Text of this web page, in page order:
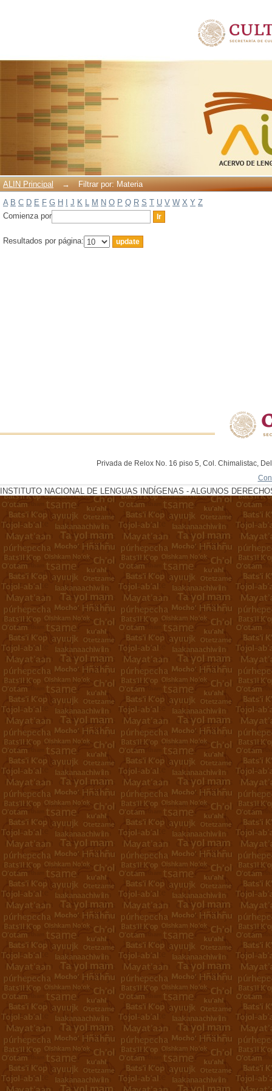
ALIN Principal →
Filtrar por: Materia
A B C D E F G H J K L M N O P Q R S T U V W X Y Z
Comienza por
Resultados por página:
Privada de Relox No. 16 piso 5, Col. Chimalistac,
INSTITUTO NACIONAL DE LENGUAS INDÍGENAS - ALGUNOS